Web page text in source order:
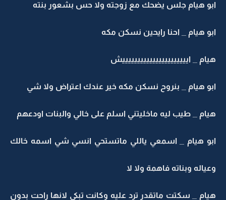
هيام جلس يضحك مع زوجته ولا حس بشعور بنته
هيام _ احنا رايحين نسكن مكه
_ اييييييييييييييييييييييش
هيام _ بنروح نسكن مكه خير عندك اعتراض ولا شي
_ طيب ليه ماخليتني اسلم على خالي والبنات اودعهم
هيام _ اسمعي ياللي ماتستحي انسي شي اسمه خالك
وبناته فاهمة ولا لا
_ سكتت ماتقدر ترد عليه وكانت تبكي لانها راحت بدون